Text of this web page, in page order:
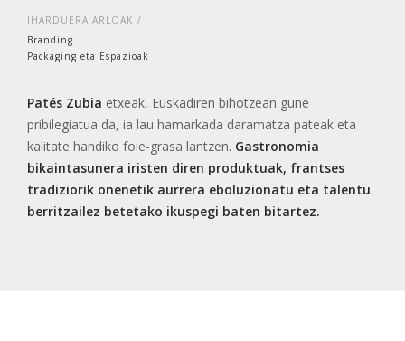
IHARDUERA ARLOAK
Branding
Packaging eta Espazioak
Patés Zubia etxeak, Euskadiren bihotzean gune
pribilegiatua da, ia lau hamarkada daramatza pateak eta
kalitate handiko foie-grasa lantzen. Gastronomia
bikaintasunera iristen diren produktuak, frantses
tradiziorik onenetik aurrera eboluzionatu eta talentu
berritzailez betetako ikuspegi baten bitartez.